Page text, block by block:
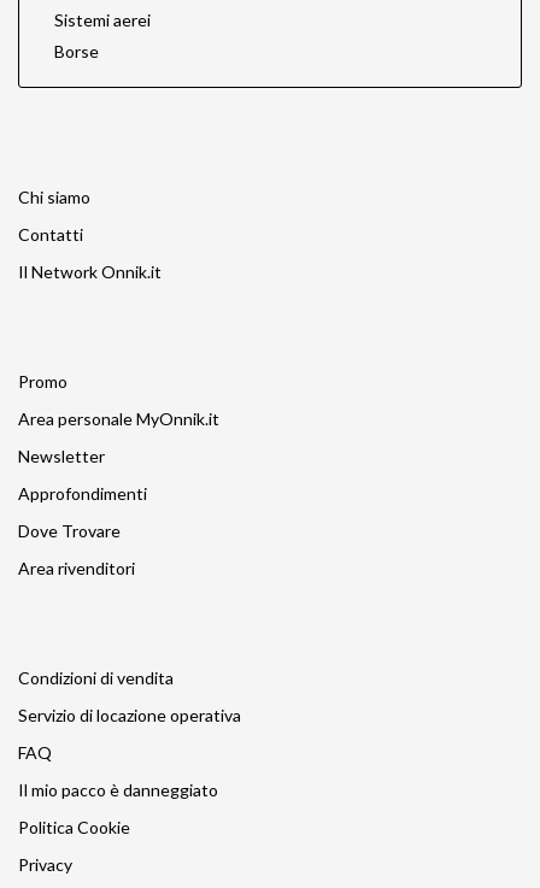
Sistemi aerei
Borse
Chi siamo
Contatti
Il Network Onnik.it
Promo
Area personale MyOnnik.it
Newsletter
Approfondimenti
Dove Trovare
Area rivenditori
Condizioni di vendita
Servizio di locazione operativa
FAQ
Il mio pacco è danneggiato
Politica Cookie
Privacy